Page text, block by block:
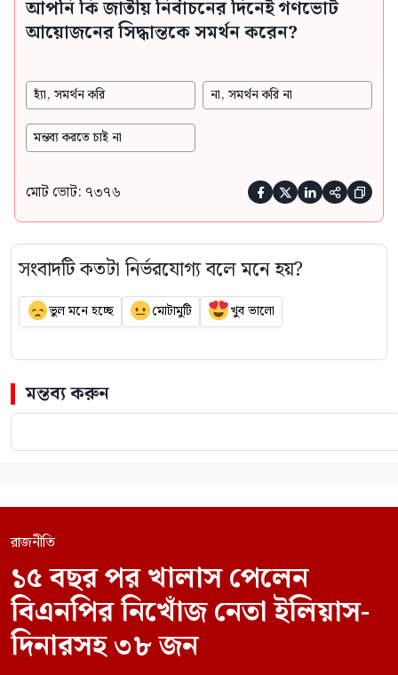
আপনি কি জাতীয় নির্বাচনের দিনেই গণভোট
আয়োজনের সিদ্ধান্তকে সমর্থন করেন?
হ্যাঁ, সমর্থন করি না, সমর্থন করি না
মন্তব্য করতে চাই না
মোট ভোট: ৭৩৭৬     
সংবাদটি কতটা নির্ভরযোগ্য বলে মনে হয়?
ভুল মনে হচ্ছে মোটামুটি খুব ভালো
মন্তব্য করুন
রাজনীতি
১৫ বছর পর খালাস পেলেন
বিএনপির নিখোঁজ নেতা ইলিয়াস-
দিনারসহ ৩৮ জন